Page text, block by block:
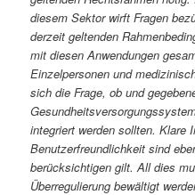
diesem Sektor wirft Fragen
derzeit geltenden
mit diesen Anwendungen
Einzelpersonen und
sich die Frage, ob und
integriert werden sollten. Klare
Benutzerfreundlichkeit sind
berücksichtigen gilt. All dies
Überregulierung bewältigt